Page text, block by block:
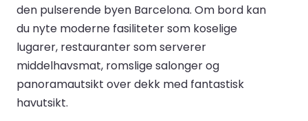
den pulserende byen Barcelona. Om bord kan
du nyte moderne fasiliteter som koselige
lugarer, restauranter som serverer
middelhavsmat, romslige salonger og
panoramautsikt over dekk med fantastisk
havutsikt.